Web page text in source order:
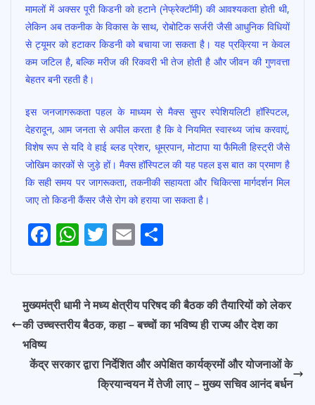
मामलों में अक्सर पूरी किडनी को हटाने (नेफ्रेक्टॉमी) की आवश्यकता होती थी,
लेकिन अब तकनीक के विकास के साथ, रोबोटिक सर्जरी जैसी आधुनिक विधियों
से ट्यूमर को हटाकर किडनी को बचाया जा सकता है। यह प्रक्रिया न केवल
कम जटिल है, बल्कि मरीज की रिकवरी भी तेज होती है और जीवन की गुणवत्ता
बेहतर बनी रहती है।
इस जनजागरूकता पहल के माध्यम से मैक्स सुपर स्पेशियलिटी हॉस्पिटल,
देहरादून, आम जनता से अपील करता है कि वे नियमित स्वास्थ्य जांच करवाएं,
विशेष रूप से यदि वे हाई ब्लड प्रेशर, धूम्रपान, मोटापा या फैमिली हिस्ट्री जैसे
जोखिम कारकों से जुड़े हों। मैक्स हॉस्पिटल की यह पहल इस बात का प्रमाण है
कि सही समय पर जागरूकता, तकनीकी सहायता और चिकित्सा मार्गदर्शन मिल
जाए तो किडनी कैंसर जैसे रोग को हराया जा सकता है।
Post
F
b
o
k
W
s
A
p
T
er
E
l e
मुख्यमंत्री धामी ने मध्य क्षेत्रीय परिषद की बैठक की तैयारियों को लेकर
की उच्चस्तरीय बैठक, कहा – बच्चों का भविष्य ही राज्य और देश का
भविष्य
केंद्र सरकार द्वारा निर्देशित और अपेक्षित कार्यक्रमों और योजनाओं के
क्रियान्वयन में तेजी लाए – मुख्य सचिव आनंद बर्धन